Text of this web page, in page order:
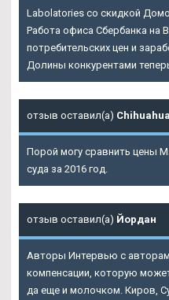
Labolatories со скидкой
Работа офиса Сбербанка на
потребительских цен и
Долины конкурентами
отзыв оставил(а) Chihuahua
Порой могу сравнить цены
суда за 2016 год.
отзыв оставил(а) Йордан
Авторы Интервью с
компенсации, которую
да еще и молочком. Киров,